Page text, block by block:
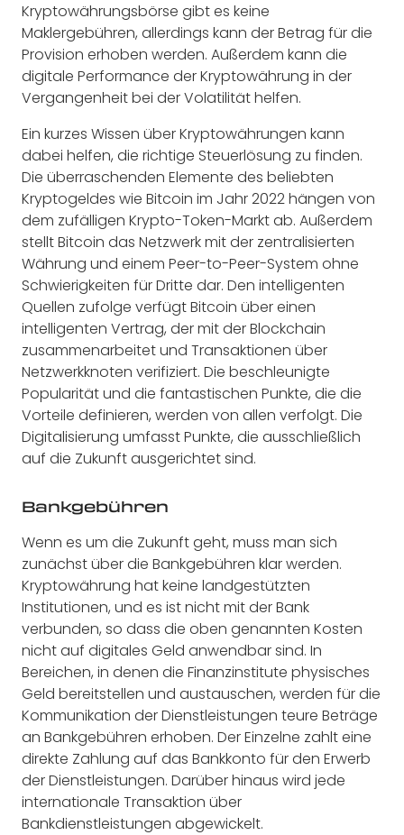
Kryptowährungsbörse gibt es keine
Maklergebühren, allerdings kann der Betrag für die
Provision erhoben werden. Außerdem kann die
digitale Performance der Kryptowährung in der
Vergangenheit bei der Volatilität helfen.
Ein kurzes Wissen über Kryptowährungen kann
dabei helfen, die richtige Steuerlösung zu finden.
Die überraschenden Elemente des beliebten
Kryptogeldes wie Bitcoin im Jahr 2022 hängen von
dem zufälligen Krypto-Token-Markt ab. Außerdem
stellt Bitcoin das Netzwerk mit der zentralisierten
Währung und einem Peer-to-Peer-System ohne
Schwierigkeiten für Dritte dar. Den intelligenten
Quellen zufolge verfügt Bitcoin über einen
intelligenten Vertrag, der mit der Blockchain
zusammenarbeitet und Transaktionen über
Netzwerkknoten verifiziert. Die beschleunigte
Popularität und die fantastischen Punkte, die die
Vorteile definieren, werden von allen verfolgt. Die
Digitalisierung umfasst Punkte, die ausschließlich
auf die Zukunft ausgerichtet sind.
Bankgebühren
Wenn es um die Zukunft geht, muss man sich
zunächst über die Bankgebühren klar werden.
Kryptowährung hat keine landgestützten
Institutionen, und es ist nicht mit der Bank
verbunden, so dass die oben genannten Kosten
nicht auf digitales Geld anwendbar sind. In
Bereichen, in denen die Finanzinstitute physisches
Geld bereitstellen und austauschen, werden für die
Kommunikation der Dienstleistungen teure Beträge
an Bankgebühren erhoben. Der Einzelne zahlt eine
direkte Zahlung auf das Bankkonto für den Erwerb
der Dienstleistungen. Darüber hinaus wird jede
internationale Transaktion über
Bankdienstleistungen abgewickelt.